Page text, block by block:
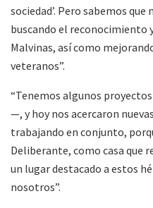
sociedad’. Pero sabemos que
buscando el reconocimiento
Malvinas, así como
veteranos”.
“Tenemos algunos
—, y hoy nos acercaron
trabajando en conjunto,
Deliberante, como casa que
un lugar destacado a estos
nosotros”.